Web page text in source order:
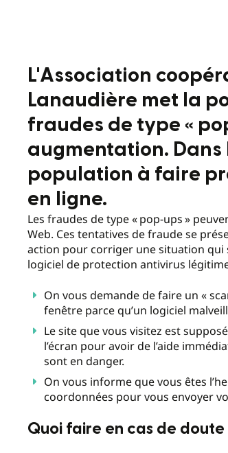
L'Association
Lanaudière met la
fraudes de type «
augmentation. Dans
population à faire
en ligne.
Les fraudes de type « pop-ups »
Web. Ces tentatives de fraude se
action pour corriger une situation qui
logiciel de protection antivirus
On vous demande de faire un «
fenêtre parce qu’un logiciel
Le site que vous visitez est
l’écran pour avoir de l’aide
sont en danger.
On vous informe que vous êtes
coordonnées pour vous envoyer
Quoi faire en cas de doute